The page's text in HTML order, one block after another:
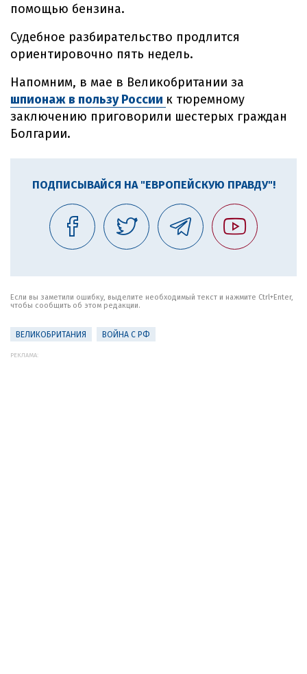
помощью бензина.
Судебное разбирательство продлится
ориентировочно пять недель.
Напомним, в мае в Великобритании за
шпионаж в пользу России к тюремному
заключению приговорили шестерых граждан
Болгарии.
ПОДПИСЫВАЙСЯ НА "ЕВРОПЕЙСКУЮ ПРАВДУ"!
Если вы заметили ошибку, выделите необходимый текст и нажмите Ctrl+Enter,
чтобы сообщить об этом редакции.
ВЕЛИКОБРИТАНИЯ ВОЙНА С РФ
РЕКЛАМА: